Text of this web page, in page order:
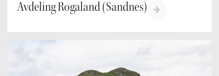
Avdeling Rogaland (Sandnes)